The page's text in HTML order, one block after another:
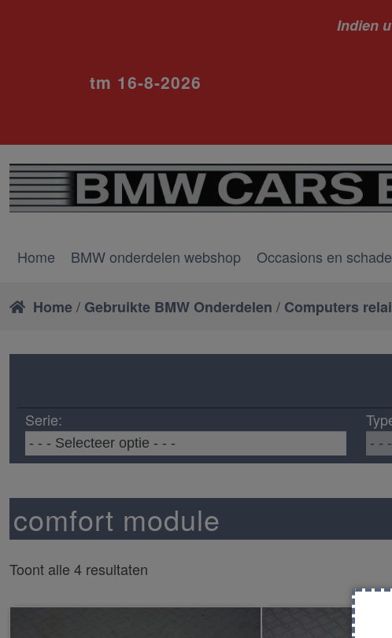
Indien
ivm
tm 16-8-2026
Home BMW onderdelen webshop Occasions en
Home/ Gebruikte BMW Onderdelen / Computers
Serie:
comfort module
Toont alle 4 resultaten